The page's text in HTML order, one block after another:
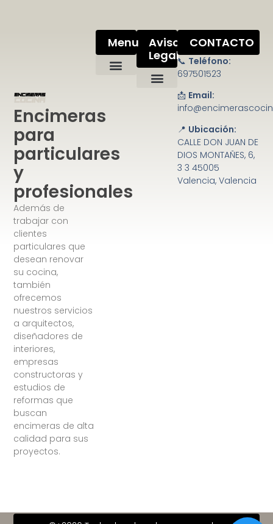
Encimeras
para
particulares
y
profesionales
Además de
trabajar con
clientes
particulares que
desean renovar
su cocina,
también
ofrecemos
nuestros servicios
a arquitectos,
diseñadores de
interiores,
empresas
constructoras y
estudios de
reformas que
buscan
encimeras de alta
calidad para sus
proyectos.
Aviso
Legal
Menu CONTACTO
📞 Teléfono:
697501523
📩 Email:
📍 Ubicación:
CALLE DON JUAN DE
DIOS MONTAÑES, 6,
3 3 45005
Valencia, Valencia